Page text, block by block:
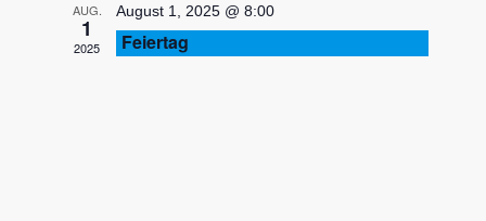
AUG.
1
2025
August 1, 2025 @ 8:00
Feiertag